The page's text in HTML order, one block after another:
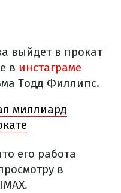
выйдет в прокат
в инстаграме
Тодд Филлипс.
миллиард
его работа
в